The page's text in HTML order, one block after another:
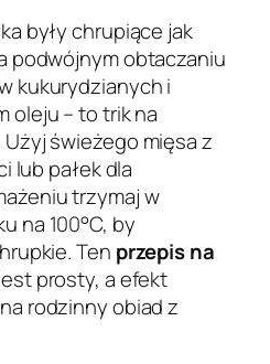
były chrupiące jak
podwójnym obtaczaniu
kukurydzianych i
oleju – to trik na
świeżego mięsa z
lub pałek dla
trzymaj w
na 100°C, by
Ten przepis na
prosty, a efekt
rodzinny obiad z